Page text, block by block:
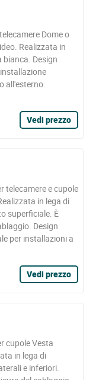
Dome o
Realizzata in
bianca. Design
all'esterno.
Vedi prezzo
telecamere e cupole
in lega di
superficiale. È
Design
per installazioni a
Vedi prezzo
cupole Vesta
in lega di
e inferiori.